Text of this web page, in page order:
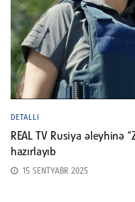
DETALLI
REAL TV Rusiya əleyhinə
hazırlayıb
15 SENTYABR 2025